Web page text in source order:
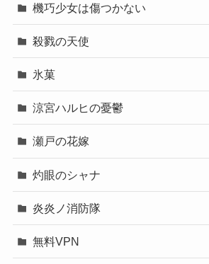
機巧少女は傷つかない
殺戮の天使
氷菓
涼宮ハルヒの憂鬱
瀬戸の花嫁
灼眼のシャナ
炎炎ノ消防隊
無料VPN